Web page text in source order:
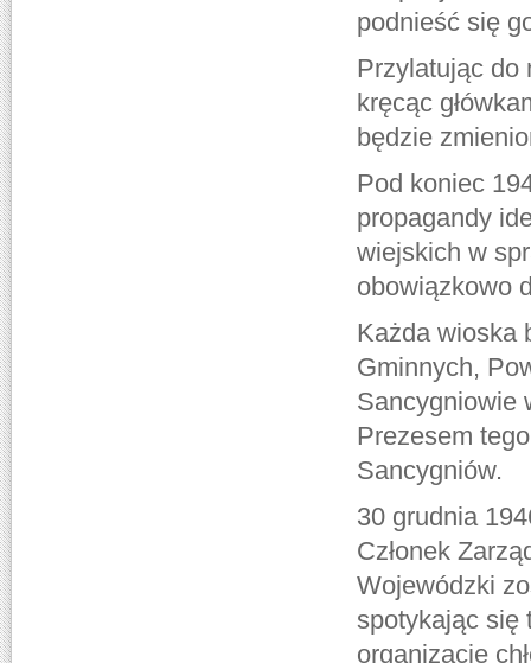
podnieść się
Przylatując do
kręcąc
będzie
Pod koniec
propagandy
wiejskich w
obowiązkowo
Każda wioska
Gminnych,
Sancygniowie
Prezesem
Sancygniów.
30 grudnia
Członek
Wojewódzki
spotykając się
organizacje